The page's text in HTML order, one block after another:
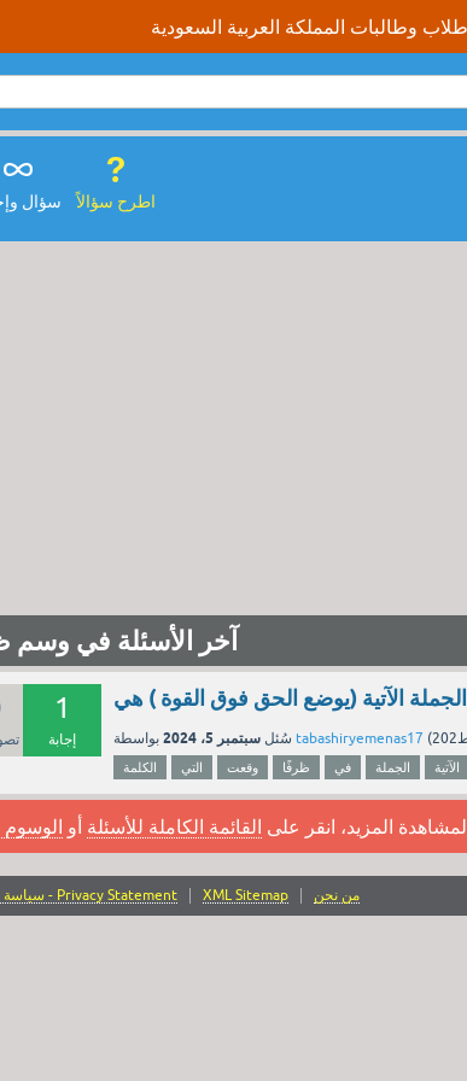
سؤال اطرح سؤالاً
آخر الأسئلة في وسم
1
إجابة سُئل سبتمبر 5، 2024 tabashiryemenas17 (
الكلمة التي وقعت ظرفًا في الجملة الآتية
لمشاهدة المزيد، انقر على القائمة الكاملة للأسئلة أو الوسوم
سياسة الخصوصية - Privacy Statement XML Sitemap من نحن